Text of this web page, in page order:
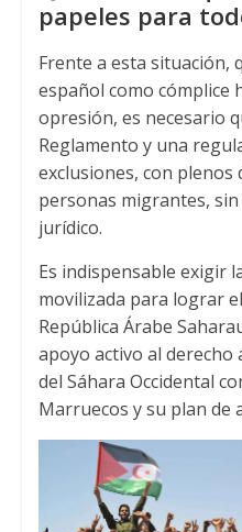
papeles para
Frente a esta situación,
español como cómplice
opresión, es necesario
Reglamento y una
exclusiones, con plenos
personas migrantes,
jurídico.
Es indispensable exigir
movilizada para lograr
República Árabe
apoyo activo al
del Sáhara Occidental
Marruecos y su plan de